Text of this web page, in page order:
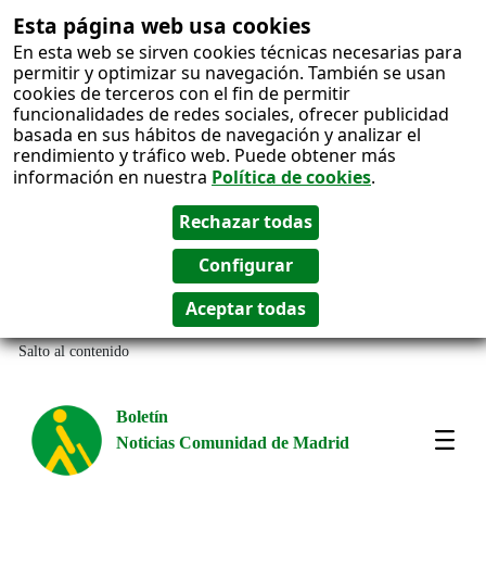
Esta página web usa cookies
En esta web se sirven cookies técnicas necesarias para
permitir y optimizar su navegación. También se usan
cookies de terceros con el fin de permitir
funcionalidades de redes sociales, ofrecer publicidad
basada en sus hábitos de navegación y analizar el
rendimiento y tráfico web. Puede obtener más
información en nuestra Política de cookies.
Salto al contenido
Boletín
Noticias Comunidad de Madrid